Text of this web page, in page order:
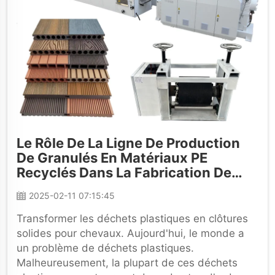
Le Rôle De La Ligne De Production
De Granulés En Matériaux PE
Recyclés Dans La Fabrication De
Clôtures Extérieures En PE
2025-02-11 07:15:45
Transformer les déchets plastiques en clôtures
solides pour chevaux. Aujourd'hui, le monde a
un problème de déchets plastiques.
Malheureusement, la plupart de ces déchets